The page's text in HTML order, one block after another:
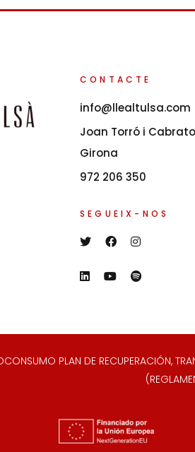
CONTACTE
info@llealtulsa.com
Joan Torró i
Girona
972 206 350
SEGUEIX-NOS
PLAN DE RECUPERACIÓN,